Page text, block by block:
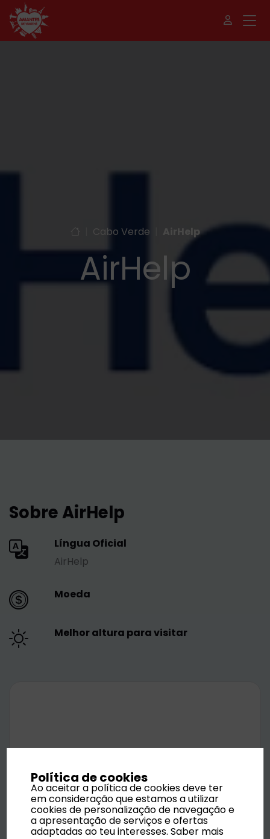
Cabo Verde AirHelp
AirHelp
Sobre AirHelp
Língua Oficial
AirHelp
Moeda
Melhor altura para visitar
Política de cookies
Ao aceitar a política de cookies deve ter
em consideração que estamos a utilizar
cookies de personalização de navegação e
a apresentação de serviços e ofertas
adaptadas ao teu interesses.Saber mais